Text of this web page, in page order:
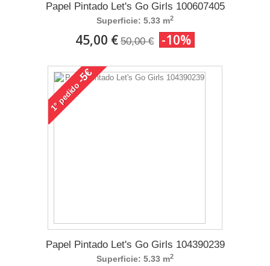
Papel Pintado Let's Go Girls 100607405
Superficie: 5.33 m2
45,00 € 50,00 € -10%
1°
pedido
-5€
Papel Pintado Let's Go Girls 104390239
Superficie: 5.33 m2